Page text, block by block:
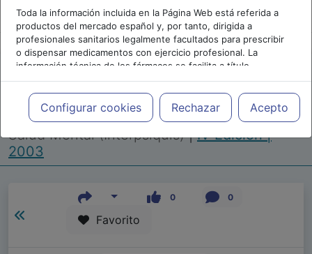
Toda la información incluida en la Página Web está referida a
productos del mercado español y, por tanto, dirigida a
profesionales sanitarios legalmente facultados para prescribir
o dispensar medicamentos con ejercicio profesional. La
información técnica de los fármacos se facilita a título
meramente informativo, siendo responsabilidad de los
profesionales facultados prescribir medicamentos y decidir, en
cada caso concreto, el tratamiento más adecuado a las
necesidades del paciente.
Configurar cookies Rechazar Acepto
Repositorio de Artículos |Congreso Virtual
Internacional de Psiquiatría, Psicología y
Salud Mental (Interpsiquis)|IV Edición |
2003
0 0
Favorito